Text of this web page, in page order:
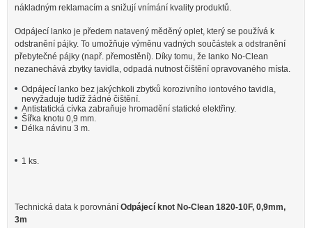
nákladným reklamacím a snižují vnímání kvality produktů.
Odpájecí lanko je předem natavený měděný oplet, který se používá k
odstranění pájky. To umožňuje výměnu vadných součástek a odstranění
přebytečné pájky (např. přemostění). Díky tomu, že lanko No-Clean
nezanechává zbytky tavidla, odpadá nutnost čištění opravovaného místa.
Odpájecí lanko bez jakýchkoli zbytků korozivního iontového tavidla,
nevyžaduje tudíž žádné čištění.
Antistatická cívka zabraňuje hromadění statické elektřiny.
Šířka knotu 0,9 mm.
Délka návinu 3 m.
1 ks.
Technická data k porovnání Odpájecí knot No-Clean 1820-10F, 0,9mm,
3m